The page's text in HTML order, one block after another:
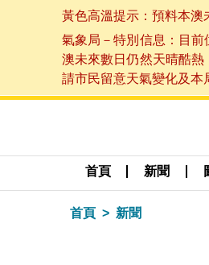
黃色高溫提示：預料本澳
氣象局－特別信息：目
澳未來數日仍然天晴酷
請市民留意天氣變化及本
首頁 新聞
首頁 新聞